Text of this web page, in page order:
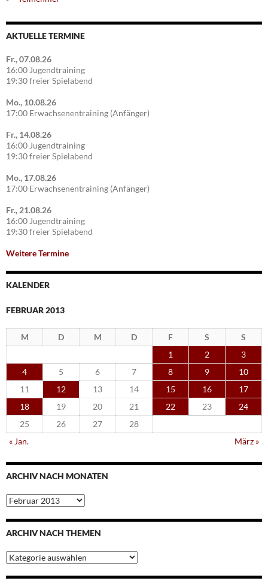
AKTUELLE TERMINE
Fr., 07.08.26
16:00 Jugendtraining
19:30 freier Spielabend
Mo., 10.08.26
17:00 Erwachsenentraining (Anfänger)
Fr., 14.08.26
16:00 Jugendtraining
19:30 freier Spielabend
Mo., 17.08.26
17:00 Erwachsenentraining (Anfänger)
Fr., 21.08.26
16:00 Jugendtraining
19:30 freier Spielabend
Weitere Termine
KALENDER
FEBRUAR 2013
M D M D F S
S
1
2
3
4
5 6 7 8 9
10
11
12 13 14 15 16
17
18
19 20 21 22 23
24
25
26 27
28
« Jan.
März »
ARCHIV NACH MONATEN
Archiv
nach
Monaten
ARCHIV NACH THEMEN
Archiv
nach
Themen